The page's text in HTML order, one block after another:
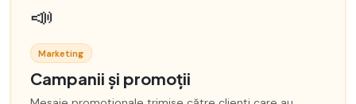
📣
Marketing
Campanii și promoții